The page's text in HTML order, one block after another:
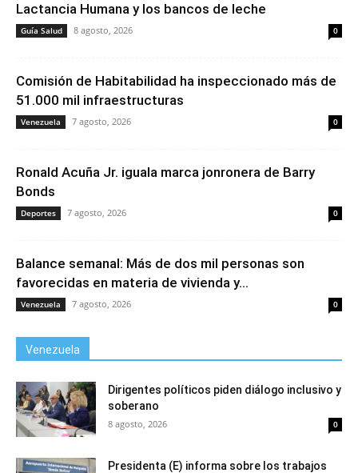
Lactancia Humana y los bancos de leche
Guía Salud 8 agosto, 2026 0
Comisión de Habitabilidad ha inspeccionado más de
51.000 mil infraestructuras
Venezuela 7 agosto, 2026 0
Ronald Acuña Jr. iguala marca jonronera de Barry
Bonds
Deportes 7 agosto, 2026 0
Balance semanal: Más de dos mil personas son
favorecidas en materia de vivienda y...
Venezuela 7 agosto, 2026 0
Venezuela
Dirigentes políticos piden diálogo inclusivo y
soberano
8 agosto, 2026 0
Presidenta (E) informa sobre los trabajos